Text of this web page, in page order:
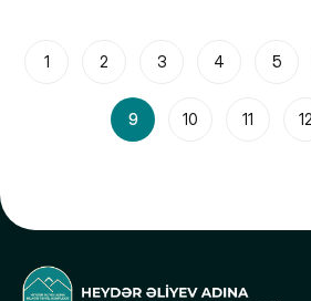
1 2 3 4 5
9 10 11 12